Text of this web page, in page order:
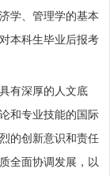
学、管理学的基本
本科生毕业后报考
有深厚的人文底
和专业技能的国际
的创新意识和责任
全面协调发展，以